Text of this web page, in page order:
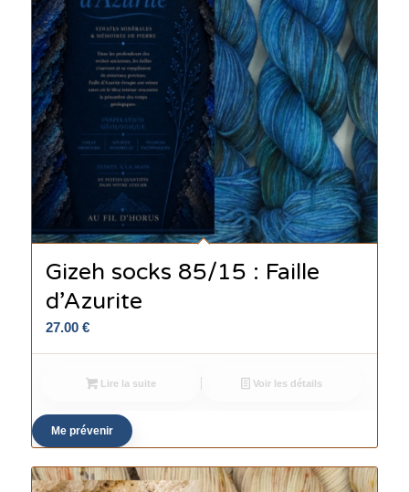
Gizeh socks 85/15 : Faille
d’Azurite
27.00 €
Lire la suite Voir les détails
Me prévenir